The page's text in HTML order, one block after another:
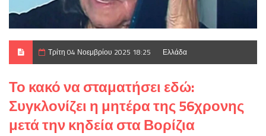
Τρίτη 04 Νοεμβρίου 2025 18:25 Ελλάδα
Το κακό να σταματήσει εδώ:
Συγκλονίζει η μητέρα της 56χρονης
μετά την κηδεία στα Βορίζια